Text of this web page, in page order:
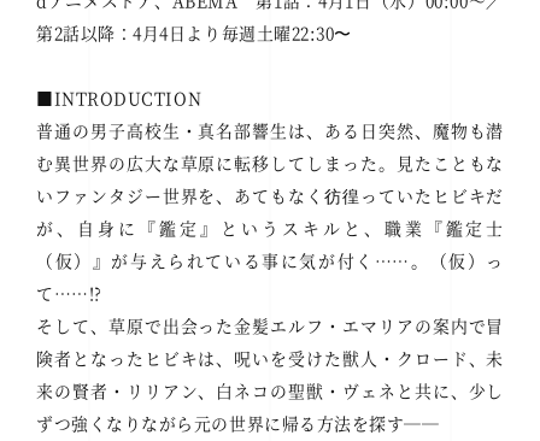
第2話以降：4月4日より毎週土曜22:30〜
■INTRODUCTION
普通の男子高校生・真名部響生は、ある日突然、魔物も潜
む異世界の広大な草原に転移してしまった。見たこともな
いファンタジー世界を、あてもなく彷徨っていたヒビキだ
が、自身に『鑑定』というスキルと、職業『鑑定士
（仮）』が与えられている事に気が付く……。（仮）っ
て……!?
そして、草原で出会った金髪エルフ・エマリアの案内で冒
険者となったヒビキは、呪いを受けた獣人・クロード、未
来の賢者・リリアン、白ネコの聖獣・ヴェネと共に、少し
ずつ強くなりながら元の世界に帰る方法を探す──